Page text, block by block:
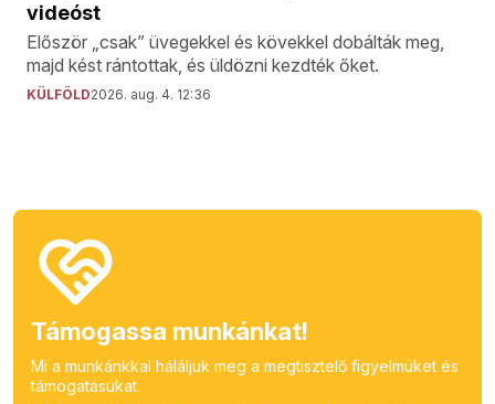
videóst
Először „csak” üvegekkel és kövekkel dobálták meg,
majd kést rántottak, és üldözni kezdték őket.
KÜLFÖLD2026. aug. 4. 12:36
Támogassa munkánkat!
Mi a munkánkkal háláljuk meg a megtisztelő figyelmüket és
támogatásukat.